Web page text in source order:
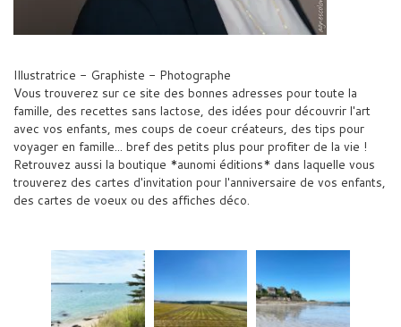
Illustratrice - Graphiste - Photographe
Vous trouverez sur ce site des bonnes adresses pour toute la
famille, des recettes sans lactose, des idées pour découvrir l'art
avec vos enfants, mes coups de coeur créateurs, des tips pour
voyager en famille... bref des petits plus pour profiter de la vie !
Retrouvez aussi la boutique *aunomi éditions* dans laquelle vous
trouverez des cartes d'invitation pour l'anniversaire de vos enfants,
des cartes de voeux ou des affiches déco.